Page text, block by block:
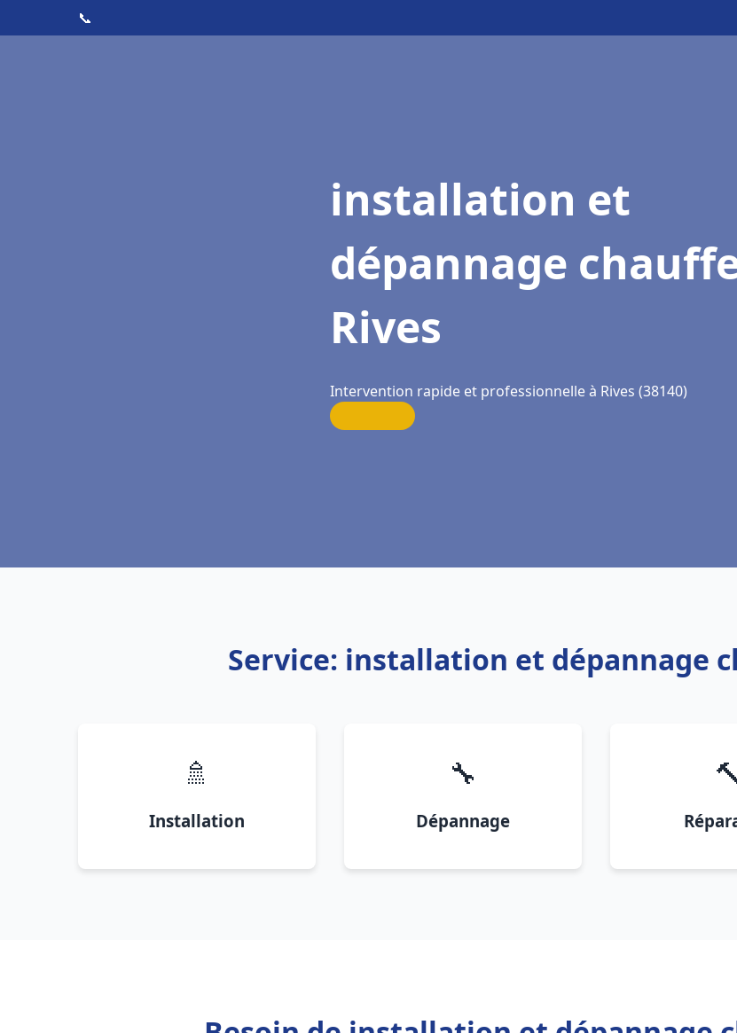
📞
installation et
dépannage
Rives
Intervention rapide et professionnelle à Rives (38140)
Service: installation et dépannage
🚿
Installation
🔧
Dépannage